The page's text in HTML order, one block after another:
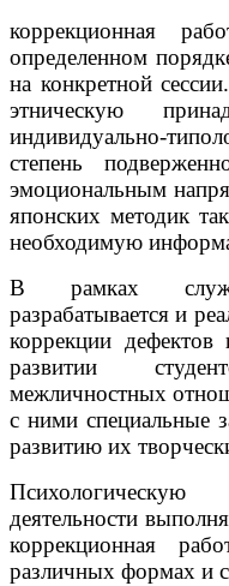
коррекционная
определенном
на конкретной
этническую
индивидуально-
степень
эмоциональным
японских методик
необходимую
В рамках
разрабатывается и
коррекции дефектов
развитии
межличностных
с ними специальные
развитию их
деятельности
коррекционная
различных формах и